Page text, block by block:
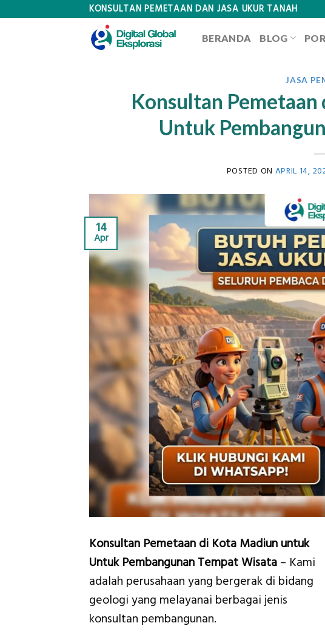
KONSULTAN PEMETAAN DAN JASA UKUR TANAH
BERANDA BLOG
JASA
Konsultan
Untuk
POSTED ON APRIL 14,
14
Apr
Konsultan Pemetaan di Kota Madiun untuk
Untuk Pembangunan Tempat Wisata – Kami
adalah perusahaan yang bergerak di bidang
geologi yang melayanai berbagai jenis
konsultan pembangunan.